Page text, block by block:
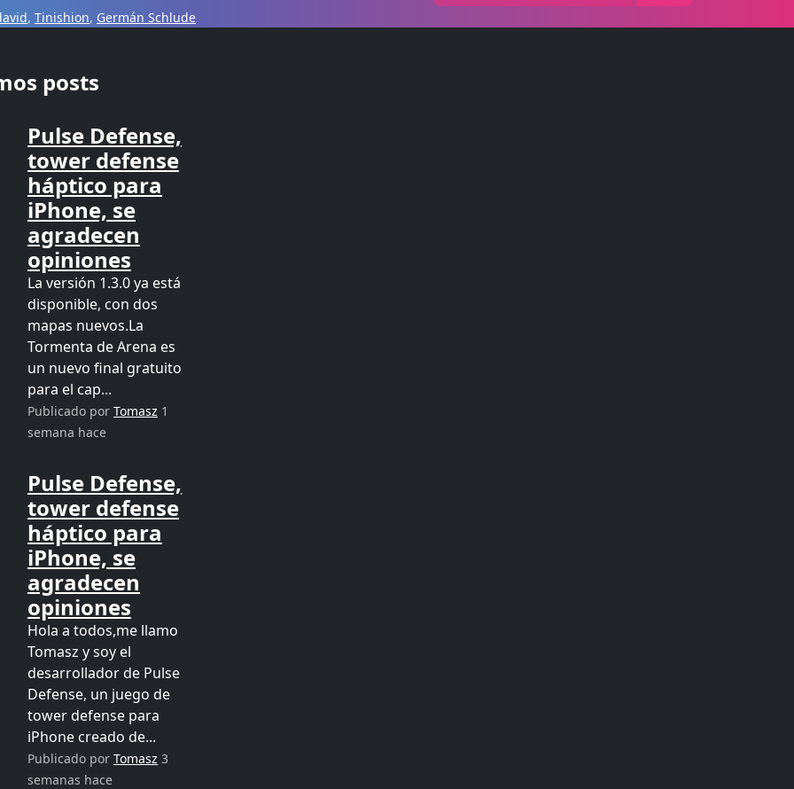
, Tinishion, Germán Schlude
posts
Pulse Defense,
tower defense
háptico para
iPhone, se
agradecen
opiniones
La versión 1.3.0 ya está
disponible, con dos
mapas nuevos.La
Tormenta de Arena es
un nuevo final gratuito
para el cap...
Publicado por Tomasz 1
semana hace
Pulse Defense,
tower defense
háptico para
iPhone, se
agradecen
opiniones
Hola a todos,me llamo
Tomasz y soy el
desarrollador de Pulse
Defense, un juego de
tower defense para
iPhone creado de...
Publicado por Tomasz 3
semanas hace